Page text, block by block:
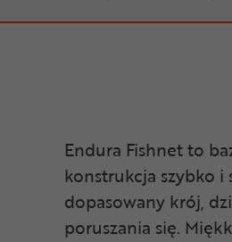
Endura Fishnet to
konstrukcja szybko
dopasowany krój,
poruszania się.